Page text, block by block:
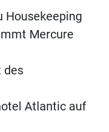
Housekeeping
Mercure
des
Atlantic auf